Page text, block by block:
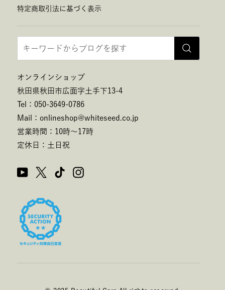
特定商取引法に基づく表示
オンラインショップ
秋田県秋田市広面字土手下13-4
Tel：050-3649-0786
Mail：onlineshop@whiteseed.co.jp
営業時間：10時～17時
定休日：土日祝